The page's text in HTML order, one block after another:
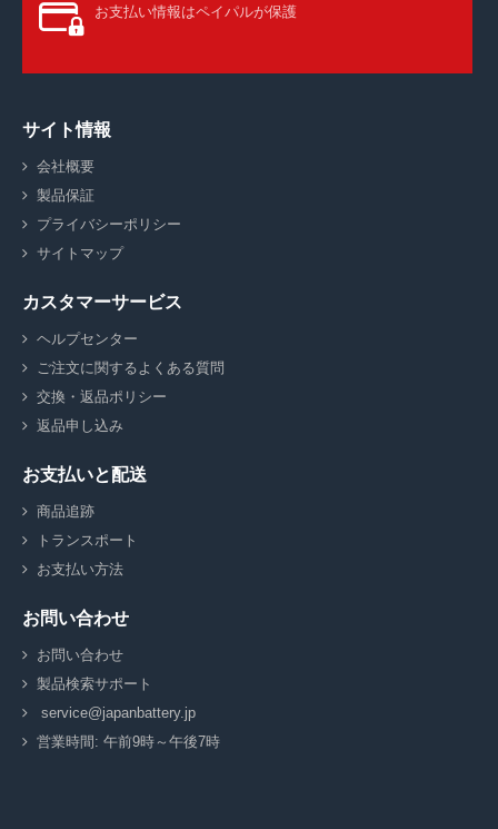
お支払い情報はペイパルが保護
サイト情報
会社概要
製品保証
プライバシーポリシー
サイトマップ
カスタマーサービス
ヘルプセンター
ご注文に関するよくある質問
交換・返品ポリシー
返品申し込み
お支払いと配送
商品追跡
トランスポート
お支払い方法
お問い合わせ
お問い合わせ
製品検索サポート
service@japanbattery.jp
営業時間: 午前9時～午後7時